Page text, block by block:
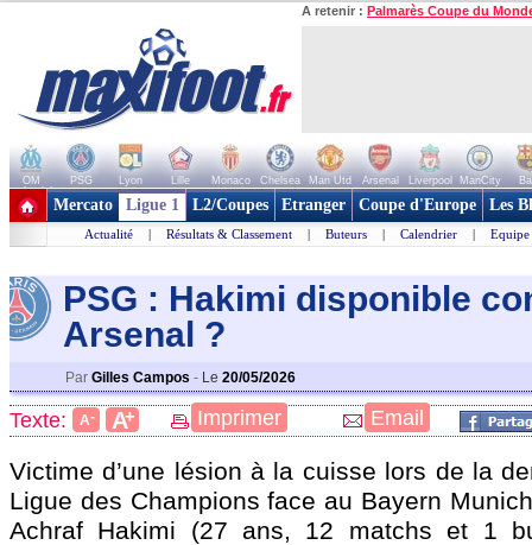
A retenir : Palmarès Coupe du
OM PSG Lyon Lille Monaco Chelsea Man Utd Arsenal Liverpool ManCity
+ de clubs
Mercato Ligue 1 L2/Coupes Etranger Coupe d'Europe Les
Actualité | Résultats & Classement | Buteurs | Calendrier | Equipe
PSG : Hakimi disponible
Arsenal ?
Par Gilles Campos - Le 20/05/2026
Texte: A- A+ Imprimer Email
Victime d’une lésion à la cuisse lors de la
Ligue des Champions face au Bayern
Achraf Hakimi (27 ans, 12 matchs et 1